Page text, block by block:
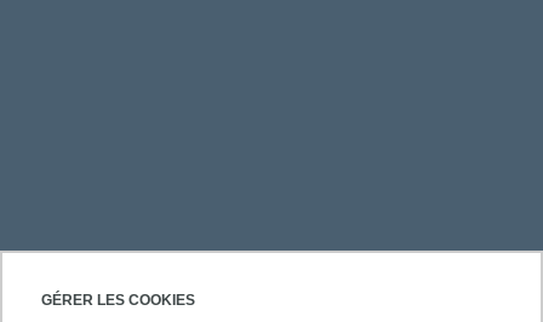
GÉRER LES COOKIES
ACCÈS RAPIDES